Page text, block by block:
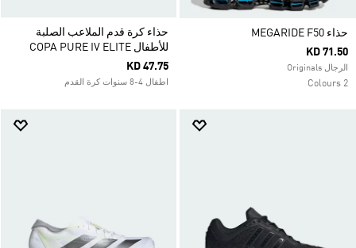
حذاء MEGARIDE F50
KD 71.50
الرجال Originals
2 Colours
حذاء كرة قدم الملاعب الصلبة
للأطفال COPA PURE IV ELITE
KD 47.75
اطفال 4-8 سنوات كرة القدم